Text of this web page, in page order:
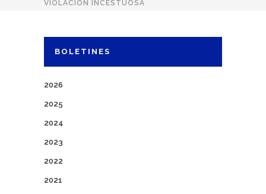
VIOLACIÓN INCESTUOSA
BOLETINES
2026
2025
2024
2023
2022
2021